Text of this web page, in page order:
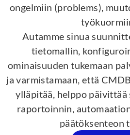
ongelmiin (problems),
Autamme sinua
tietomallin,
ominaisuuden tukemaan
ja varmistamaan, että
ylläpitää, helppo päivittää
raportoinnin,
päätöksenteon